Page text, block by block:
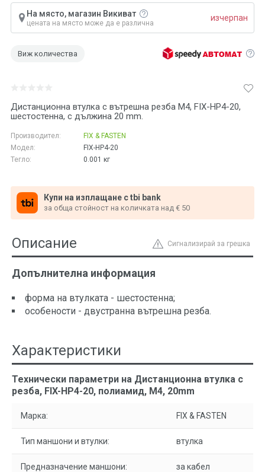
Дистанционна втулка с вътрешна резба M4, FIX-HP4-20,
шестостенна, с дължина 20 mm.
Производител:
FIX & FASTEN
Модел:
FIX-HP4-20
Тегло:
0.001 кг
Купи на изплащане с tbi bank
за обща стойност на количката над € 50
На място, магазин Викиват
цената на място може да е различна
изчерпан
Виж количества
Сигнализирай за грешка
Описание
Допълнителна информация
форма на втулката - шестостенна;
особености - двустранна вътрешна резба.
Характеристики
Технически параметри на Дистанционна втулка с
резба, FIX-HP4-20, полиамид, M4, 20mm
Марка: FIX & FASTEN
Тип маншони и втулки: втулка
Предназначение маншони: за кабел